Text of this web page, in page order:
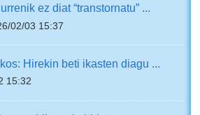
ez diat “transtornatu” ...
02/03 15:37
Hirekin beti ikasten diagu ...
15:32